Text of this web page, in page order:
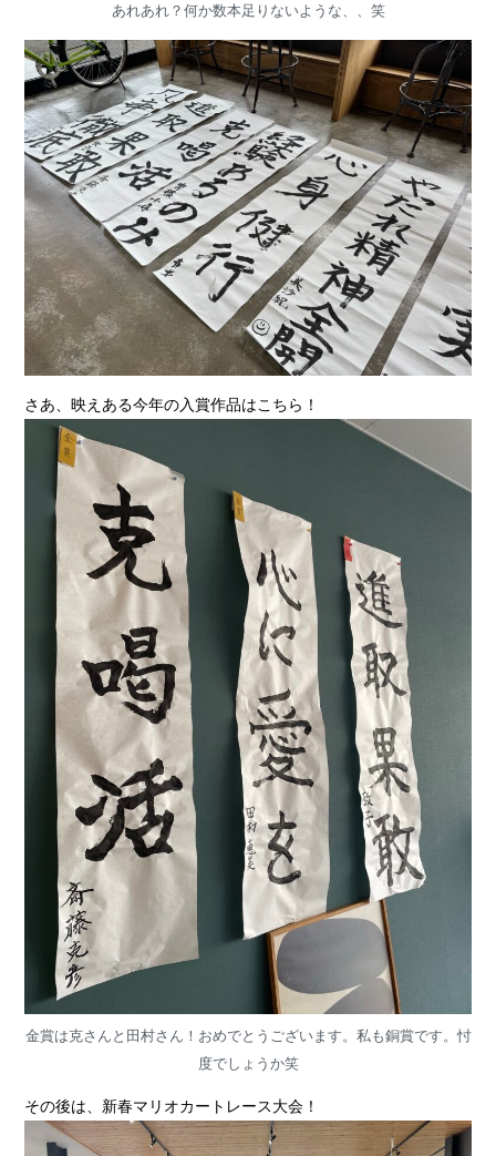
あれあれ？何か数本足りないような、、笑
さあ、映えある今年の入賞作品はこちら！
金賞は克さんと田村さん！おめでとうございます。私も銅賞です。忖
度でしょうか笑
その後は、新春マリオカートレース大会！